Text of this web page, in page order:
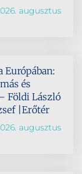
augusztus
Európában:
és
Földi László
|Erőtér
augusztus